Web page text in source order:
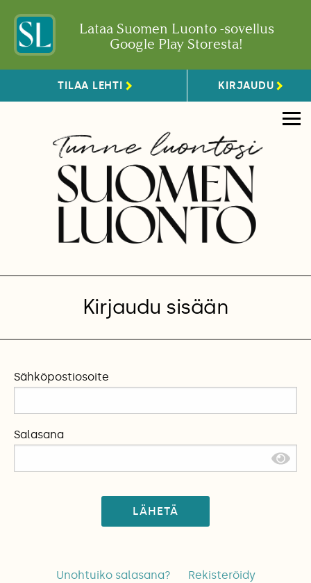
Lataa Suomen Luonto -sovellus
Google Play Storesta!
TILAA LEHTI KIRJAUDU
Kirjaudu sisään
Sähköpostiosoite
Salasana
LÄHETÄ
Unohtuiko salasana? Rekisteröidy